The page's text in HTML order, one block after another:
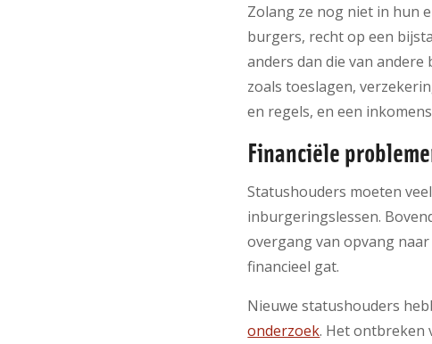
Zolang ze nog niet in hun
burgers, recht op een
anders dan die van
zoals toeslagen,
en regels, en een
Financiële
Statushouders moeten
inburgeringslessen.
overgang van opvang
financieel gat.
Nieuwe statushouders
onderzoek. Het ontbreken